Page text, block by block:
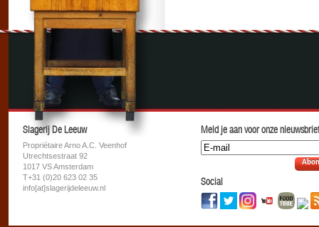
Slagerij De Leeuw
Propriétaire Arno A.C. Veenhof
Utrechtsestraat 92
1017 VS Amsterdam
T+31 (0)20 623 02 35
info[at]slagerijdeleeuw.nl
Meld je aan voor onze
Social